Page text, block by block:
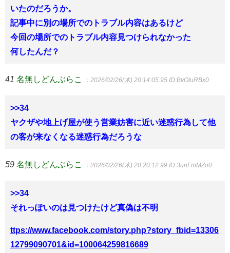
いたのだろうか。
記事中に別の場所でのトラブル内容はあるけど
今回の場所でのトラブル内容見つけられなかった
何したんだ？
41 名無しどんぶらこ ：2026/02/26(木) 20:14:05.95 ID:BvOluRBx0
>>34
ヤクザや地上げ屋が使う営業妨害に近い迷惑行為して他
の客が来なくなる迷惑行為だろうな
59 名無しどんぶらこ ：2026/02/26(木) 20:20:12.99 ID:3unFmMZo0
>>34
それっぽいのは見つけたけど真偽は不明
ttps://www.facebook.com/story.php?story_fbid=13306
12799090701&id=100064259816689